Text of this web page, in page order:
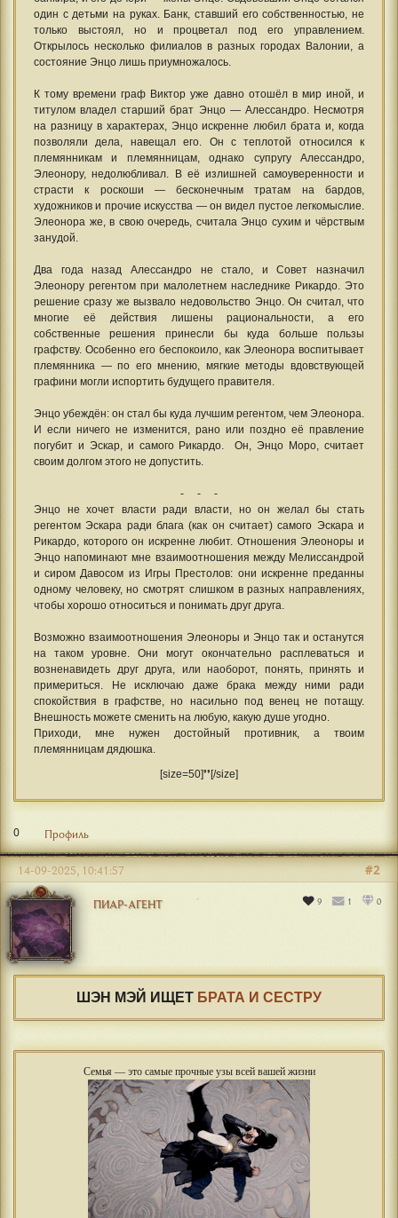
один с детьми на руках. Банк, ставший его собственностью, не
только выстоял, но и процветал под его управлением.
Открылось несколько филиалов в разных городах Валонии, а
состояние Энцо лишь приумножалось.
К тому времени граф Виктор уже давно отошёл в мир иной, и
титулом владел старший брат Энцо — Алессандро. Несмотря
на разницу в характерах, Энцо искренне любил брата и, когда
позволяли дела, навещал его. Он с теплотой относился к
племянникам и племянницам, однако супругу Алессандро,
Элеонору, недолюбливал. В её излишней самоуверенности и
страсти к роскоши — бесконечным тратам на бардов,
художников и прочие искусства — он видел пустое легкомыслие.
Элеонора же, в свою очередь, считала Энцо сухим и чёрствым
занудой.
Два года назад Алессандро не стало, и Совет назначил
Элеонору регентом при малолетнем наследнике Рикардо. Это
решение сразу же вызвало недовольство Энцо. Он считал, что
многие её действия лишены рациональности, а его
собственные решения принесли бы куда больше пользы
графству. Особенно его беспокоило, как Элеонора воспитывает
племянника — по его мнению, мягкие методы вдовствующей
графини могли испортить будущего правителя.
Энцо убеждён: он стал бы куда лучшим регентом, чем Элеонора.
И если ничего не изменится, рано или поздно её правление
погубит и Эскар, и самого Рикардо. Он, Энцо Моро, считает
своим долгом этого не допустить.
- - -
Энцо не хочет власти ради власти, но он желал бы стать
регентом Эскара ради блага (как он считает) самого Эскара и
Рикардо, которого он искренне любит. Отношения Элеоноры и
Энцо напоминают мне взаимоотношения между Мелиссандрой
и сиром Давосом из Игры Престолов: они искренне преданны
одному человеку, но смотрят слишком в разных направлениях,
чтобы хорошо относиться и понимать друг друга.
Возможно взаимоотношения Элеоноры и Энцо так и останутся
на таком уровне. Они могут окончательно расплеваться и
возненавидеть друг друга, или наоборот, понять, принять и
примериться. Не исключаю даже брака между ними ради
спокойствия в графстве, но насильно под венец не потащу.
Внешность можете сменить на любую, какую душе угодно.
Приходи, мне нужен достойный противник, а твоим
племянницам дядюшка.
[size=50]❜❜[/size]
0 Профиль
ПИАР-АГЕНТ 9 1 0
#2
14-09-2025, 10:41:57
ШЭН МЭЙ ИЩЕТ БРАТА И СЕСТРУ
Семья — это самые прочные узы всей вашей жизни